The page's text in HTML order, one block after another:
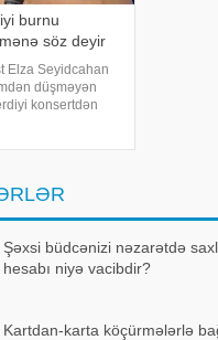
burnu
söz deyir
Elza Seyidcahan
düşməyən
konsertdən
Şəxsi büdcənizi nəzarətdə
hesabı niyə vacibdir?
Kartdan-karta köçürmələrlə